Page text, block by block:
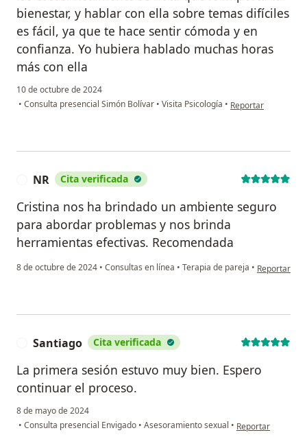
bienestar, y hablar con ella sobre temas difíciles
es fácil, ya que te hace sentir cómoda y en
confianza. Yo hubiera hablado muchas horas
más con ella
10 de octubre de 2024
• Consulta presencial Simón Bolívar • Visita Psicología • en opinión del
Reportar
NR Cita verificada
Cristina nos ha brindado un ambiente seguro
para abordar problemas y nos brinda
herramientas efectivas. Recomendada
8 de octubre de 2024 • Consultas en línea • Terapia de pareja • en opinión
Reportar
Santiago Cita verificada
La primera sesión estuvo muy bien. Espero
continuar el proceso.
8 de mayo de 2024
• Consulta presencial Envigado • Asesoramiento sexual • en opinión del
Reportar